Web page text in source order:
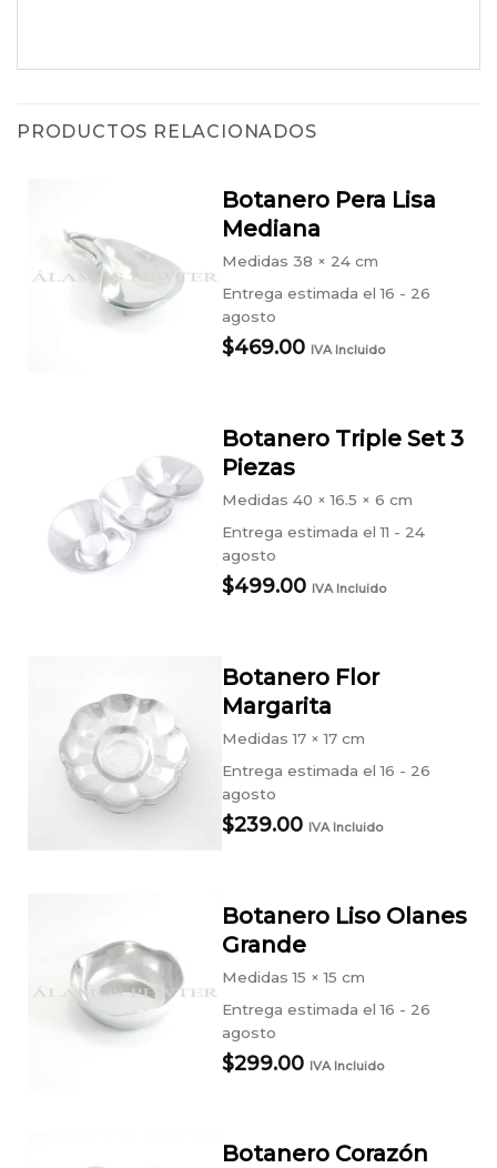
PRODUCTOS RELACIONADOS
Botanero Pera Lisa
Mediana
Medidas38 × 24 cm
Entrega estimada el 16 - 26
agosto
$469.00 IVA Incluido
Botanero Triple Set 3
Piezas
Medidas40 × 16.5 × 6 cm
Entrega estimada el 11 - 24
agosto
$499.00 IVA Incluido
Botanero Flor
Margarita
Medidas17 × 17 cm
Entrega estimada el 16 - 26
agosto
$239.00 IVA Incluido
Botanero Liso Olanes
Grande
Medidas15 × 15 cm
Entrega estimada el 16 - 26
agosto
$299.00 IVA Incluido
Botanero Corazón